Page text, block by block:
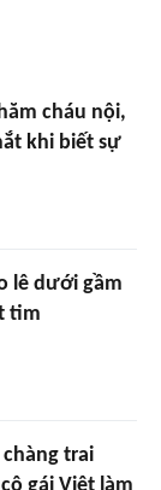
cháu nội,
khi biết sự
lê dưới gầm
tim
trai
gái Việt làm